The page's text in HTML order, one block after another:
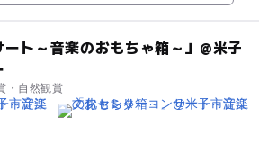
ート～音楽のおもちゃ箱～」@米子
・自然観賞